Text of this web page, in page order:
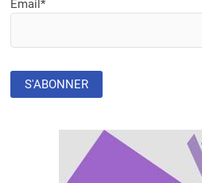
VACCINATION
Email*